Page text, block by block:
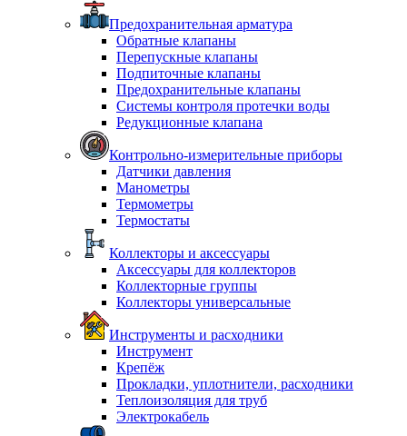
Предохранительная арматура
Обратные клапаны
Перепускные клапаны
Подпиточные клапаны
Предохранительные клапаны
Системы контроля протечки воды
Редукционные клапана
Контрольно-измерительные приборы
Датчики давления
Манометры
Термометры
Термостаты
Коллекторы и аксессуары
Аксессуары для коллекторов
Коллекторные группы
Коллекторы универсальные
Инструменты и расходники
Инструмент
Крепёж
Прокладки, уплотнители, расходники
Теплоизоляция для труб
Электрокабель